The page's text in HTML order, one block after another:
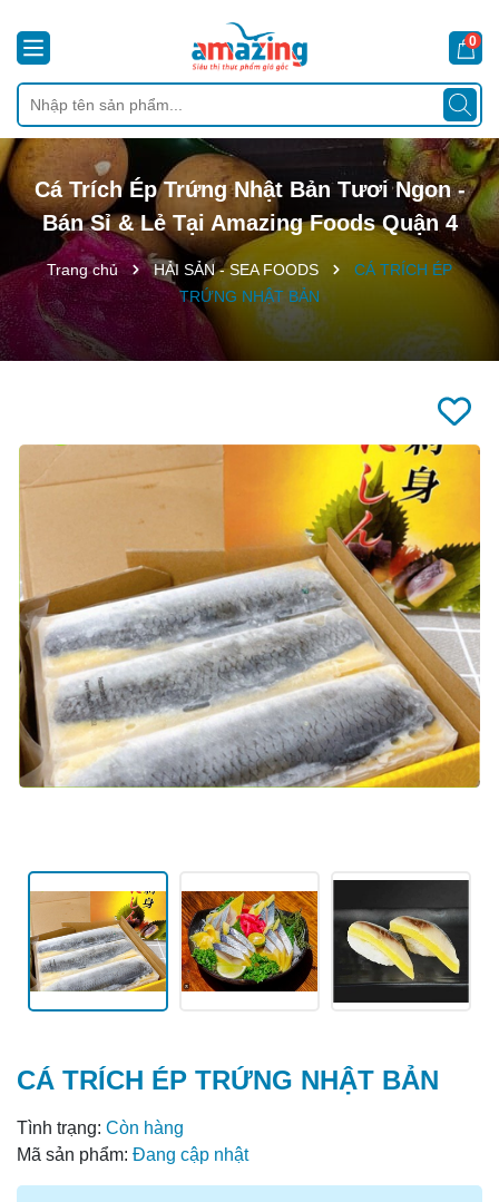
0
Cá Trích Ép Trứng Nhật Bản Tươi Ngon -
Bán Sỉ & Lẻ Tại Amazing Foods Quận 4
Trang chủ HẢI SẢN - SEA FOODS
CÁ TRÍCH ÉP
TRỨNG NHẬT BẢN
CÁ TRÍCH ÉP TRỨNG NHẬT BẢN
Tình trạng: Còn hàng
Mã sản phẩm: Đang cập nhật
Mã giảm giá:
Ngày hết hạn:
Điều kiện: